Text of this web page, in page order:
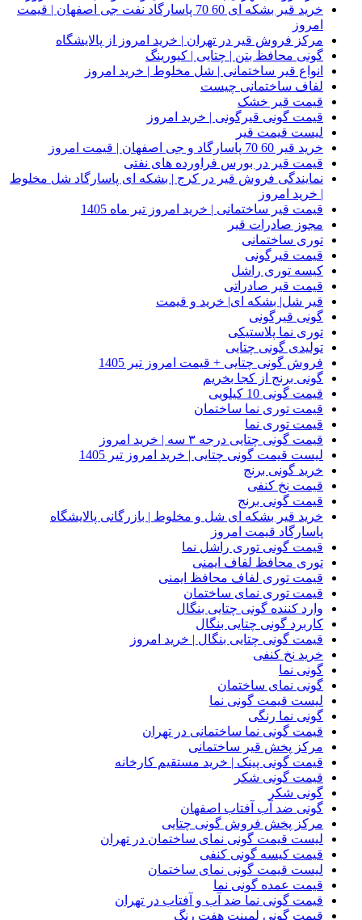
خرید قیر بشکه ای 60 70 پاسارگاد نفت جی اصفهان | قیمت
امروز
مرکز فروش قیر در تهران | خرید امروز از پالایشگاه
گونی محافظ بتن | چتایی | کیورینگ
انواع قیر ساختمانی | شل مخلوط | خرید امروز
لفاف ساختمانی چیست
قیمت قیر خشک
قیمت گونی قیرگونی | خرید امروز
لیست قیمت قیر
خرید قیر 60 70 پاسارگاد و جی اصفهان | قیمت امروز
قیمت قیر در بورس فراورده های نفتی
نمایندگی فروش قیر در کرج | بشکه ای پاسارگاد شل مخلوط
| خرید امروز
قیمت قیر ساختمانی | خرید امروز تیر ماه 1405
مجوز صادرات قیر
توری ساختمانی
قیمت قیرگونی
کیسه توری راشل
قیمت قیر صادراتی
قیر شل| بشکه ای| خرید و قیمت
گونی قیرگونی
توری نما پلاستیکی
تولیدی گونی چتایی
فروش گونی چتایی + قیمت امروز تیر 1405
گونی برنج از کجا بخریم
قیمت گونی 10 کیلویی
قیمت توری نما ساختمان
قیمت توری نما
قیمت گونی چتایی درجه ۳ سه | خرید امروز
لیست قیمت گونی چتایی | خرید امروز تیر 1405
خرید گونی برنج
قیمت نخ کنفی
قیمت گونی برنج
خرید قیر بشکه ای شل و مخلوط | بازرگانی پالایشگاه
پاسارگاد قیمت امروز
قیمت گونی توری راشل نما
توری محافظ لفاف ایمنی
قیمت توری لفاف محافظ ایمنی
قیمت توری نمای ساختمان
وارد کننده گونی چتایی بنگال
کاربرد گونی چتایی بنگال
قیمت گونی چتایی بنگال | خرید امروز
خرید نخ کنفی
گونی نما
گونی نمای ساختمان
لیست قیمت گونی نما
گونی نما رنگی
قیمت گونی نما ساختمانی در تهران
مرکز پخش قیر ساختمانی
قیمت گونی پینک | خرید مستقیم کارخانه
قیمت گونی شکر
گونی شکر
گونی ضد آب آفتاب اصفهان
مرکز پخش فروش گونی چتایی
لیست قیمت گونی نمای ساختمان در تهران
قیمت کیسه گونی کنفی
لیست قیمت گونی نمای ساختمان
قیمت عمده گونی نما
قیمت گونی نما ضد آب و آفتاب در تهران
قیمت گونی لمینت هفت رنگ